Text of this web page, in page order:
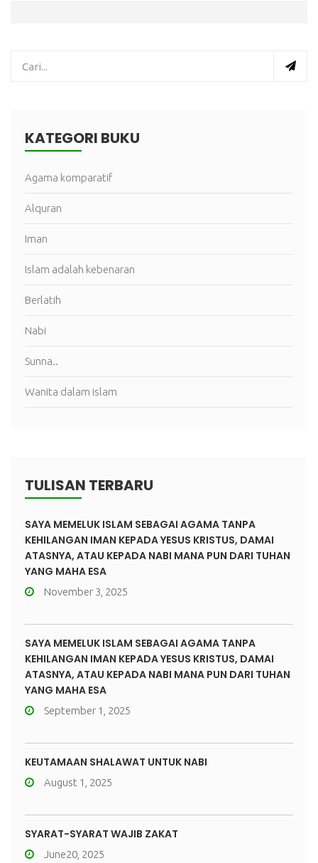
KATEGORI BUKU
Agama komparatif
Alquran
Iman
Islam adalah kebenaran
Berlatih
Nabi
Sunna..
Wanita dalam islam
TULISAN TERBARU
SAYA MEMELUK ISLAM SEBAGAI AGAMA TANPA
KEHILANGAN IMAN KEPADA YESUS KRISTUS, DAMAI
ATASNYA, ATAU KEPADA NABI MANA PUN DARI TUHAN
YANG MAHA ESA
November 3, 2025
SAYA MEMELUK ISLAM SEBAGAI AGAMA TANPA
KEHILANGAN IMAN KEPADA YESUS KRISTUS, DAMAI
ATASNYA, ATAU KEPADA NABI MANA PUN DARI TUHAN
YANG MAHA ESA
September 1, 2025
KEUTAMAAN SHALAWAT UNTUK NABI
August 1, 2025
SYARAT-SYARAT WAJIB ZAKAT
June20, 2025